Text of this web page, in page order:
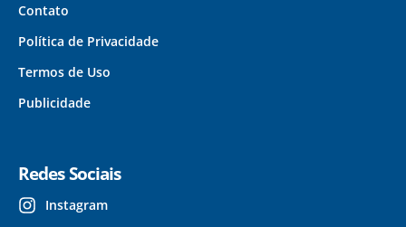
Contato
Política de Privacidade
Termos de Uso
Publicidade
Redes Sociais
Instagram